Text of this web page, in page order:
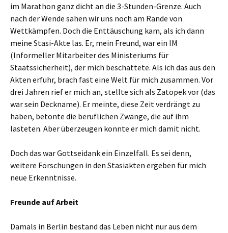
im Marathon ganz dicht an die 3-Stunden-Grenze. Auch
nach der Wende sahen wir uns noch am Rande von
Wettkämpfen. Doch die Enttäuschung kam, als ich dann
meine Stasi-Akte las. Er, mein Freund, war ein IM
(Informeller Mitarbeiter des Ministeriums für
Staatssicherheit), der mich beschattete. Als ich das aus den
Akten erfuhr, brach fast eine Welt für mich zusammen. Vor
drei Jahren rief er mich an, stellte sich als Zatopek vor (das
war sein Deckname). Er meinte, diese Zeit verdrängt zu
haben, betonte die beruflichen Zwänge, die auf ihm
lasteten. Aber überzeugen konnte er mich damit nicht.
Doch das war Gottseidank ein Einzelfall. Es sei denn,
weitere Forschungen in den Stasiakten ergeben für mich
neue Erkenntnisse.
Freunde auf Arbeit
Damals in Berlin bestand das Leben nicht nur aus dem